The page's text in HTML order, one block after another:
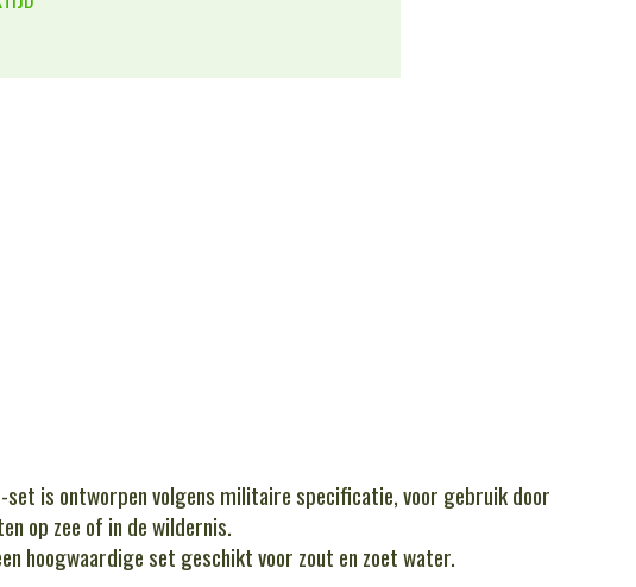
set is ontworpen volgens militaire specificatie, voor gebruik door
op zee of in de wildernis.
hoogwaardige set geschikt voor zout en zoet water.